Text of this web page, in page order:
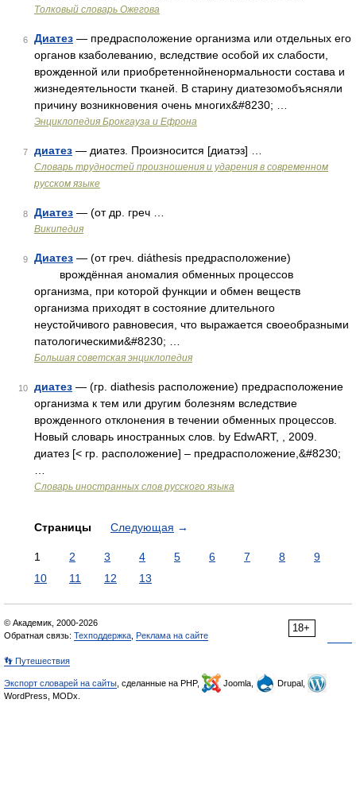
Толковый словарь Ожегова
6 Диатез — предрасположение организма или отдельных его
органов кзаболеванию, вследствие особой их слабости,
врожденной или приобретеннойненормальности состава и
жизнедеятельности тканей. В старину диатезомобъясняли
причину возникновения очень многих&#8230; …
Энциклопедия Брокгауза и Ефрона
7 диатез — диатез. Произносится [диатэз] …
Словарь трудностей произношения и ударения в современном
русском языке
8 Диатез — (от др. греч …
Википедия
9 Диатез — (от греч. diáthesis предрасположение)
врождённая аномалия обменных процессов
организма, при которой функции и обмен веществ
организма приходят в состояние длительного
неустойчивого равновесия, что выражается своеобразными
патологическими&#8230; …
Большая советская энциклопедия
10 диатез — (гр. diathesis расположение) предрасположение
организма к тем или другим болезням вследствие
врожденного отклонения в течении обменных процессов.
Новый словарь иностранных слов. by EdwART, , 2009.
диатез [< гр. расположение] – предрасположение,&#8230;
Словарь иностранных слов русского языка
Страницы Следующая →
1 2 3 4 5 6 7 8
9
10
11 12 13
18+
© Академик, 2000-2026
Обратная связь: Техподдержка Реклама на сайте
👣 Путешествия
Экспорт словарей на сайты , сделанные на PHP, Joomla,
Drupal,
WordPress, MODx.